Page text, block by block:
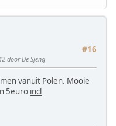
#16
door De Sjeng
vanuit Polen. Mooie
5euro incl